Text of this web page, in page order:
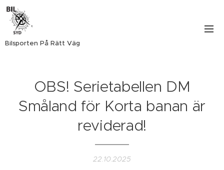
Bilsporten På Rätt Väg
OBS! Serietabellen DM
Småland för Korta banan är
reviderad!
22.10.2025